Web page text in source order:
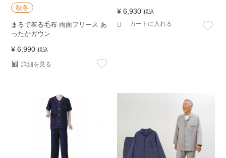
秋冬
まるで着る毛布 両面フリース あ
ったかガウン
¥ 6,990 税込
詳細を見る
¥ 6,930 税込
カートに入れる